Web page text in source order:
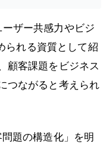
ザー共感力やビジ
られる資質として紹
顧客課題をビジネス
つながると考えられ
題の構造化」を明